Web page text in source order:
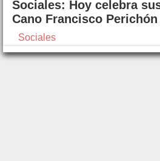
Sociales: Hoy celebra
Cano Francisco Perichón
Sociales